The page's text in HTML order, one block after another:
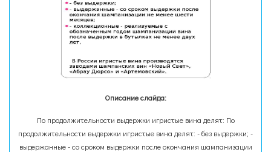
Описание слайда:
По продолжительности выдержки игристые вина делят: По
продолжительности выдержки игристые вина делят: - без выдержки; -
выдержанные - со сроком выдержки после окончания шампанизации